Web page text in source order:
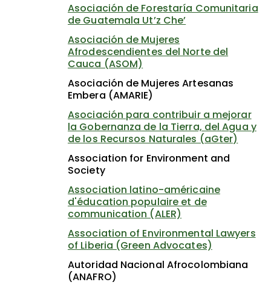
Asociación de Forestaría Comunitaria
de Guatemala Ut’z Che’
Asociación de Mujeres
Afrodescendientes del Norte del
Cauca (ASOM)
Asociación de Mujeres Artesanas
Embera (AMARIE)
Asociación para contribuir a mejorar
la Gobernanza de la Tierra, del Agua y
de los Recursos Naturales (aGter)
Association for Environment and
Society
Association latino-américaine
d'éducation populaire et de
communication (ALER)
Association of Environmental Lawyers
of Liberia (Green Advocates)
Autoridad Nacional Afrocolombiana
(ANAFRO)